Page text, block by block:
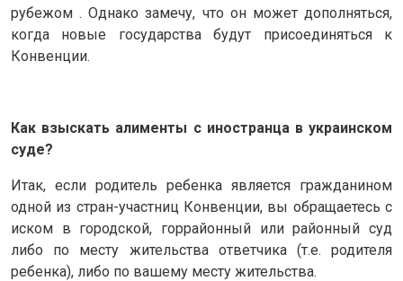
рубежом . Однако замечу, что он может дополняться,
когда новые государства будут присоединяться к
Конвенции.
Как взыскать алименты с иностранца в украинском
суде?
Итак, если родитель ребенка является гражданином
одной из стран-участниц Конвенции, вы обращаетесь с
иском в городской, горрайонный или районный суд
либо по месту жительства ответчика (т.е. родителя
ребенка), либо по вашему месту жительства.